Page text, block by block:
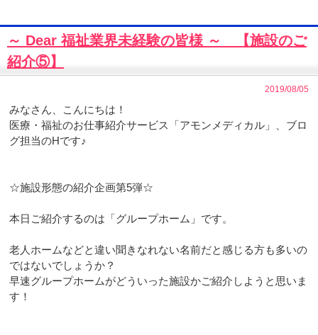
～ Dear 福祉業界未経験の皆様 ～ 【施設のご
紹介⑤】
2019/08/05
みなさん、こんにちは！
医療・福祉のお仕事紹介サービス「アモンメディカル」、ブロ
グ担当のHです♪
☆施設形態の紹介企画第5弾☆
本日ご紹介するのは「グループホーム」です。
老人ホームなどと違い聞きなれない名前だと感じる方も多いの
ではないでしょうか？
早速グループホームがどういった施設かご紹介しようと思いま
す！